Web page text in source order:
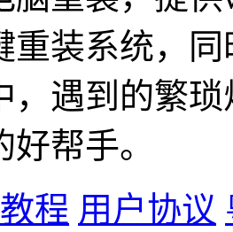
重装系统，
，遇到的繁
帮手。
程 用户协议